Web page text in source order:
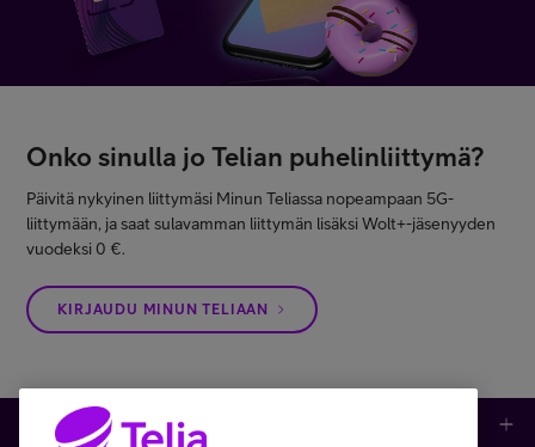
Onko sinulla jo Telian puhelinliittymä?
Päivitä nykyinen liittymäsi Minun Teliassa nopeampaan 5G-
liittymään, ja saat sulavamman liittymän lisäksi Wolt+-jäsenyyden
vuodeksi 0 €.
KIRJAUDU MINUN TELIAAN
Kauppa